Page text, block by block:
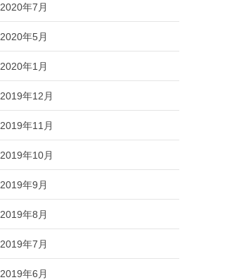
2020年7月
2020年5月
2020年1月
2019年12月
2019年11月
2019年10月
2019年9月
2019年8月
2019年7月
2019年6月